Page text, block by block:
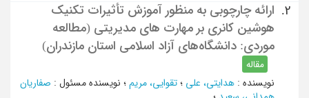
2.
ارائه چارچوبی به منظور آموزش تأثیرات تکنیک
هوشین کانری بر مهارت های مدیریتی (مطالعه
موردی: دانشگاه‌‌های آزاد اسلامی استان مازندران)
مقاله
نویسنده : هدایتی، علی ؛ تقوایی، مریم ؛ نویسنده مسئول : صفاریان